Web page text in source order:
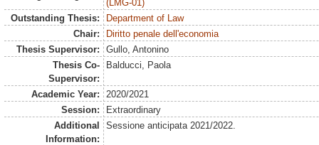
(LMG-01)
Outstanding Thesis:
Department of Law
Chair:
Diritto penale dell'economia
Thesis Supervisor:
Gullo, Antonino
Thesis Co-
Supervisor:
Balducci, Paola
Academic Year:
2020/2021
Session:
Extraordinary
Additional
Information:
Sessione anticipata 2021/2022.